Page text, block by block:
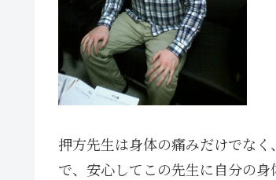
押方先生は身体の痛みだけでな
で、安心してこの先生に自分の身